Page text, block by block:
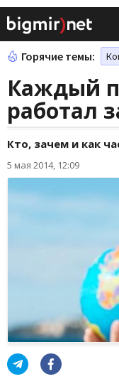
Горячие темы:
Каждый
работал
Кто, зачем и как
5 мая 2014, 12:09